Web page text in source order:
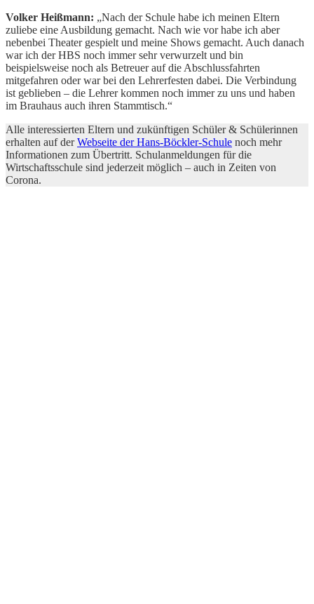
Volker Heißmann: „Nach der Schule habe ich meinen Eltern
zuliebe eine Ausbildung gemacht. Nach wie vor habe ich aber
nebenbei Theater gespielt und meine Shows gemacht. Auch danach
war ich der HBS noch immer sehr verwurzelt und bin
beispielsweise noch als Betreuer auf die Abschlussfahrten
mitgefahren oder war bei den Lehrerfesten dabei. Die Verbindung
ist geblieben – die Lehrer kommen noch immer zu uns und haben
im Brauhaus auch ihren Stammtisch.“
Alle interessierten Eltern und zukünftigen Schüler & Schülerinnen
erhalten auf derWebseite der Hans-Böckler-Schule noch mehr
Informationen zum Übertritt. Schulanmeldungen für die
Wirtschaftsschule sind jederzeit möglich – auch in Zeiten von
Corona.